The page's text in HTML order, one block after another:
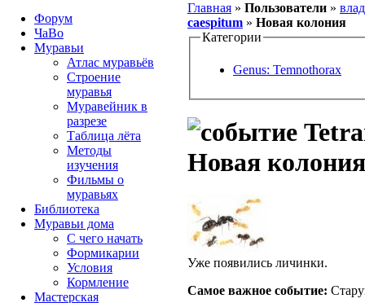
Главная » Пользователи »
caespitum » Новая колония
Категории
Genus: Temnothorax
Новая колония
Уже появились личинки.
Самое важное событие:
Форум
ЧаВо
Муравьи
Атлас муравьёв
Строение
муравья
Муравейник в
разрезе
Таблица лёта
Методы
изучения
Фильмы о
муравьях
Библиотека
Муравьи дома
С чего начать
Формикарии
Условия
Кормление
Мастерская